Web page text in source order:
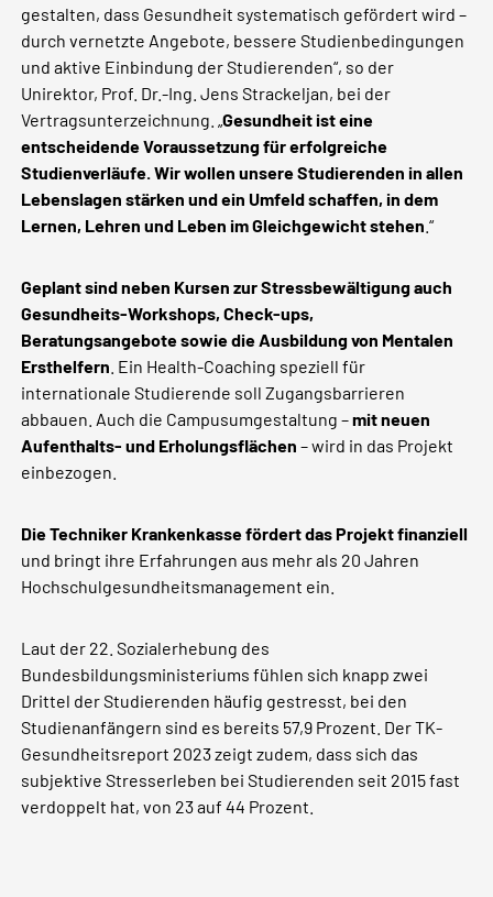
gestalten, dass Gesundheit systematisch gefördert wird –
durch vernetzte Angebote, bessere Studienbedingungen
und aktive Einbindung der Studierenden“, so der
Unirektor, Prof. Dr.-Ing. Jens Strackeljan, bei der
Vertragsunterzeichnung. „Gesundheit ist eine
entscheidende Voraussetzung für erfolgreiche
Studienverläufe. Wir wollen unsere Studierenden in allen
Lebenslagen stärken und ein Umfeld schaffen, in dem
Lernen, Lehren und Leben im Gleichgewicht stehen .“
Geplant sind neben Kursen zur Stressbewältigung auch
Gesundheits-Workshops, Check-ups,
Beratungsangebote sowie die Ausbildung von Mentalen
Ersthelfern . Ein Health-Coaching speziell für
internationale Studierende soll Zugangsbarrieren
abbauen. Auch die Campusumgestaltung –mit neuen
Aufenthalts- und Erholungsflächen – wird in das Projekt
einbezogen.
Die Techniker Krankenkasse fördert das Projekt finanziell
und bringt ihre Erfahrungen aus mehr als 20 Jahren
Hochschulgesundheitsmanagement ein.
Laut der 22. Sozialerhebung des
Bundesbildungsministeriums fühlen sich knapp zwei
Drittel der Studierenden häufig gestresst, bei den
Studienanfängern sind es bereits 57,9 Prozent. Der TK-
Gesundheitsreport 2023 zeigt zudem, dass sich das
subjektive Stresserleben bei Studierenden seit 2015 fast
verdoppelt hat, von 23 auf 44 Prozent.